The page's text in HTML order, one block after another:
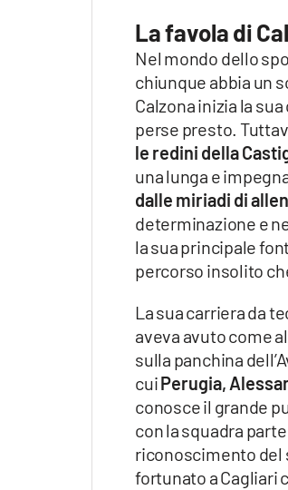
La favola di
Nel mondo dello
chiunque abbia un
Calzona inizia la
perse presto.
le redini della
una lunga e
dalle miriadi di
determinazione e
la sua principale
percorso insolito
La sua carriera da
aveva avuto come
sulla panchina
cuiPerugia,
conosce il grande
con la squadra
riconoscimento del
fortunato a Cagliari